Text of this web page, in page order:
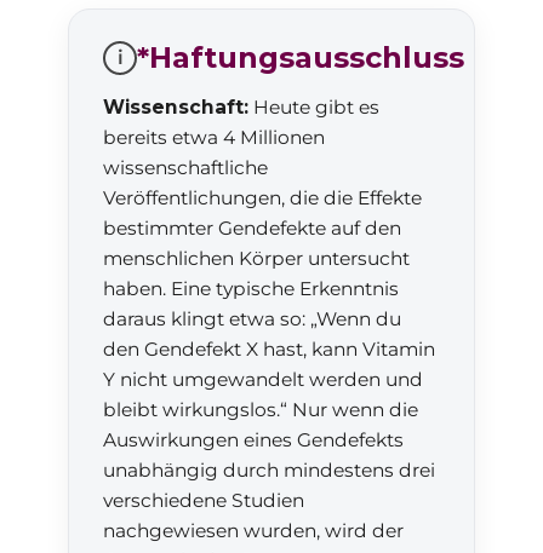
i *Haftungsausschluss
Wissenschaft: Heute gibt es
bereits etwa 4 Millionen
wissenschaftliche
Veröffentlichungen, die die Effekte
bestimmter Gendefekte auf den
menschlichen Körper untersucht
haben. Eine typische Erkenntnis
daraus klingt etwa so: „Wenn du
den Gendefekt X hast, kann Vitamin
Y nicht umgewandelt werden und
bleibt wirkungslos.“ Nur wenn die
Auswirkungen eines Gendefekts
unabhängig durch mindestens drei
verschiedene Studien
nachgewiesen wurden, wird der